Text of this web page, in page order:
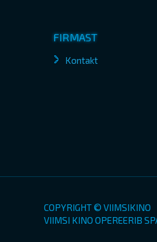
FIRMAST
Kontakt
COPYRIGHT © VIIMSIKINO
VIIMSI KINO OPEREERIB